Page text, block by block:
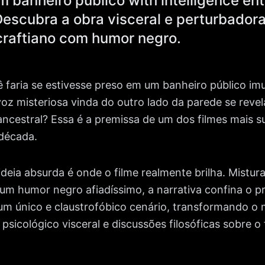
a obra visceral e
com humor negro.
faria se estivesse preso em um banheiro público
misteriosa vinda do outro lado da parede se
Essa é a premissa de um dos filmes mais
absurda é onde o filme realmente brilha.
humor negro afiadíssimo, a narrativa confina o
único e claustrofóbico cenário, transformando o
visceral e discussões filosóficas sobre